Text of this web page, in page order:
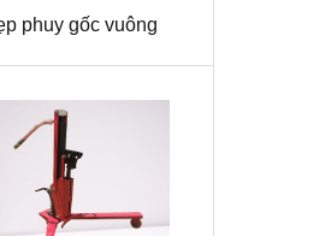
phuy gốc vuông